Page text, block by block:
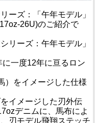
ーズ：「午年モデル」
26U)のご紹介で
リーズ：午年モデル」
一度12年に亘るロン
）をイメージした仕様
イメージした刃外伝
デニムに、馬布によ
刃モデル飛翔ステッチ